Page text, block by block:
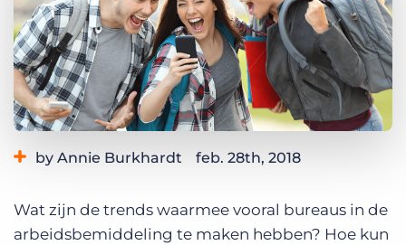
Vraag een demo aan Inloggen
by Annie Burkhardt feb. 28th, 2018
Wat zijn de trends waarmee vooral bureaus in de
arbeidsbemiddeling te maken hebben? Hoe kun